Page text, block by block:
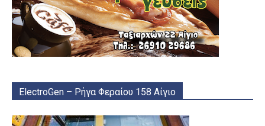
ElectroGen – Ρήγα Φεραίου 158 Αίγιο